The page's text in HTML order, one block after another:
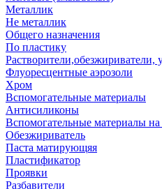
Металлик
Не металлик
Общего назначения
По пластику
Растворители,обезжириватели,
Флуоресцентные аэрозоли
Хром
Вспомогательные материалы
Антисиликоны
Вспомогательные материалы на
Обезжириватель
Паста матирующяя
Пластификатор
Проявки
Разбавители